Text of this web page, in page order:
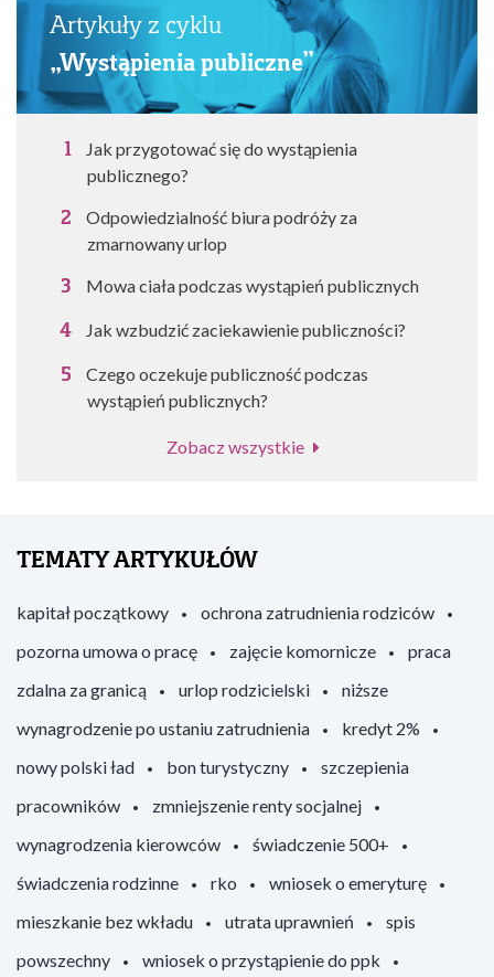
Artykuły z cyklu
„Wystąpienia publiczne”
Jak przygotować się do wystąpienia
publicznego?
Odpowiedzialność biura podróży za
zmarnowany urlop
Mowa ciała podczas wystąpień publicznych
Jak wzbudzić zaciekawienie publiczności?
Czego oczekuje publiczność podczas
wystąpień publicznych?
Zobacz wszystkie
TEMATY ARTYKUŁÓW
kapitał początkowy
ochrona zatrudnienia rodziców
pozorna umowa o pracę
zajęcie komornicze
praca
zdalna za granicą
urlop rodzicielski
niższe
wynagrodzenie po ustaniu zatrudnienia
kredyt 2%
nowy polski ład
bon turystyczny
szczepienia
pracowników
zmniejszenie renty socjalnej
wynagrodzenia kierowców
świadczenie 500+
świadczenia rodzinne
rko
wniosek o emeryturę
mieszkanie bez wkładu
utrata uprawnień
spis
powszechny
wniosek o przystąpienie do ppk